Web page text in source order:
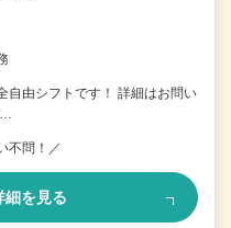
自由シフトです！ 詳細はお問い
不問！／
細を見る